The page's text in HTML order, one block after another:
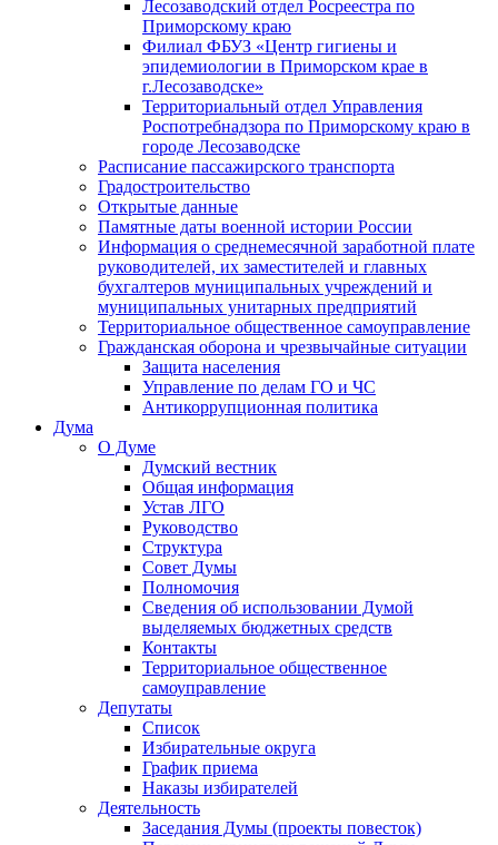
Лесозаводский отдел Росреестра по
Приморскому краю
Филиал ФБУЗ «Центр гигиены и
эпидемиологии в Приморском крае в
г.Лесозаводске»
Территориальный отдел Управления
Роспотребнадзора по Приморскому краю в
городе Лесозаводске
Расписание пассажирского транспорта
Градостроительство
Открытые данные
Памятные даты военной истории России
Информация о среднемесячной заработной плате
руководителей, их заместителей и главных
бухгалтеров муниципальных учреждений и
муниципальных унитарных предприятий
Территориальное общественное самоуправление
Гражданская оборона и чрезвычайные ситуации
Защита населения
Управление по делам ГО и ЧС
Антикоррупционная политика
Дума
О Думе
Думский вестник
Общая информация
Устав ЛГО
Руководство
Структура
Совет Думы
Полномочия
Сведения об использовании Думой
выделяемых бюджетных средств
Контакты
Территориальное общественное
самоуправление
Депутаты
Список
Избирательные округа
График приема
Наказы избирателей
Деятельность
Заседания Думы (проекты повесток)